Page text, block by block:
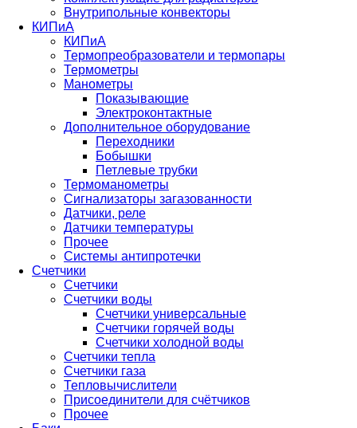
Внутрипольные конвекторы
КИПиА
КИПиА
Термопреобразователи и термопары
Термометры
Манометры
Показывающие
Электроконтактные
Дополнительное оборудование
Переходники
Бобышки
Петлевые трубки
Термоманометры
Сигнализаторы загазованности
Датчики, реле
Датчики температуры
Прочее
Системы антипротечки
Счетчики
Счетчики
Счетчики воды
Счетчики универсальные
Счетчики горячей воды
Счетчики холодной воды
Счетчики тепла
Счетчики газа
Тепловычислители
Присоединители для счётчиков
Прочее